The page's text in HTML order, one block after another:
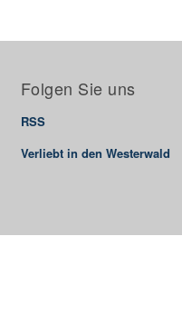
Folgen Sie uns
RSS
Verliebt in den Westerwald